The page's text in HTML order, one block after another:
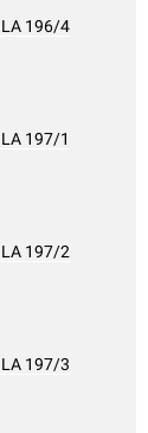
196/4
197/1
197/2
197/3